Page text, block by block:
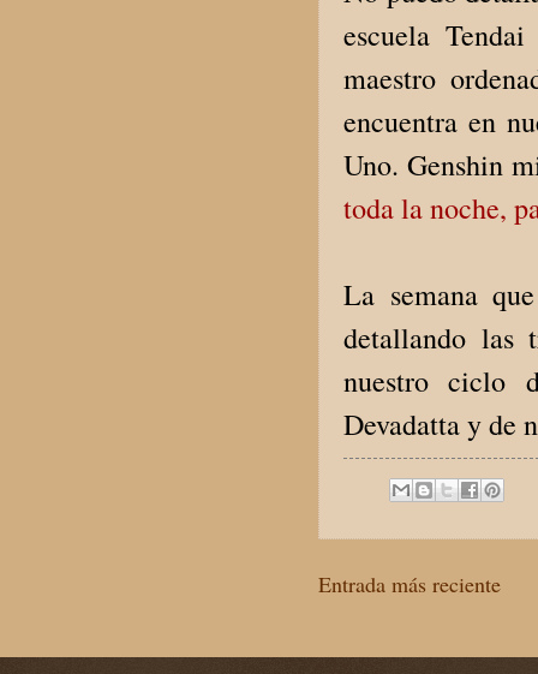
escuela
maestro
encuentra en
Uno. Genshin
toda la noche,
La semana
detallando las
nuestro ciclo
Devadatta y de
Entrada más reciente